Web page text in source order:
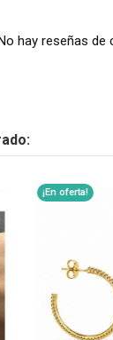
hay reseñas de
¡En oferta!